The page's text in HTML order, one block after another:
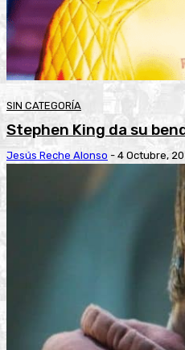
SIN CATEGORÍA
Stephen King da su
Jesús Reche Alonso - 4 Octubre,